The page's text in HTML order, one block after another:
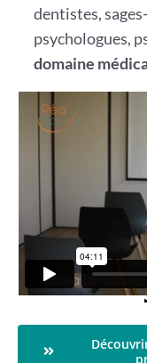
dentistes,
psychologues,
domaine